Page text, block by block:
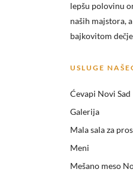
lepšu polovinu
naših majstora,
bajkovitom
USLUGE
Ćevapi Novi Sad
Galerija
Mala sala za
Meni
Mešano meso